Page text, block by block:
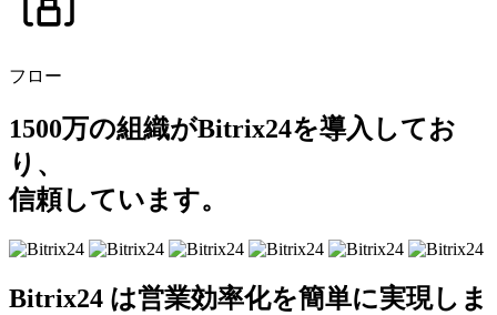
フロー
1500万の組織がBitrix24を導入してお
り、
信頼しています。
Bitrix24 は営業効率化を簡単に実現しま